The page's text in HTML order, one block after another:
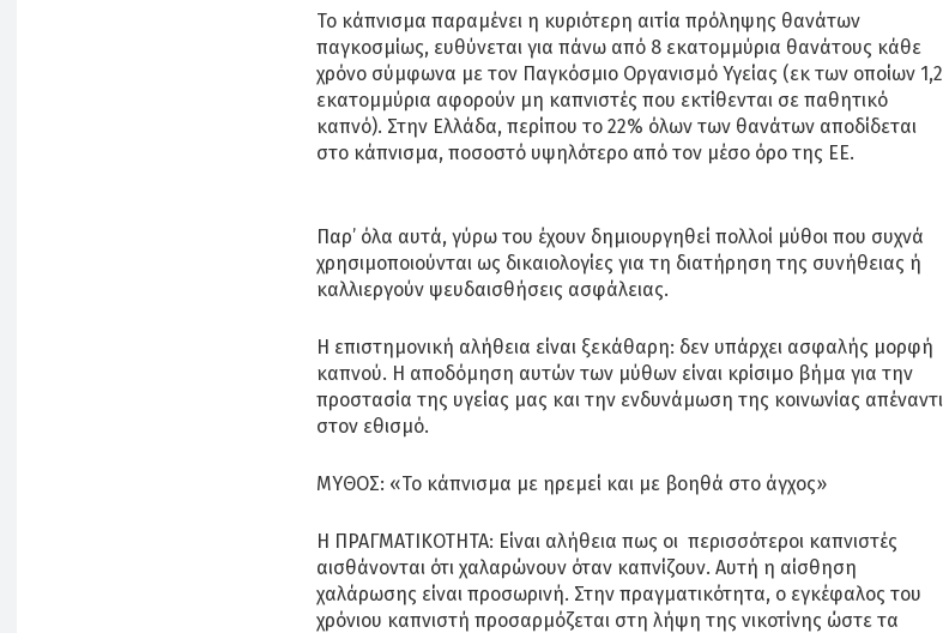
Το κάπνισμα παραμένει η κυριότερη αιτία πρόληψης θανάτων
παγκοσμίως, ευθύνεται για πάνω από 8 εκατομμύρια θανάτους κάθε
χρόνο σύμφωνα με τον Παγκόσμιο Οργανισμό Υγείας (εκ των οποίων 1,2
εκατομμύρια αφορούν μη καπνιστές που εκτίθενται σε παθητικό
καπνό). Στην Ελλάδα, περίπου το 22% όλων των θανάτων αποδίδεται
στο κάπνισμα, ποσοστό υψηλότερο από τον μέσο όρο της ΕΕ.
Παρ’ όλα αυτά, γύρω του έχουν δημιουργηθεί πολλοί μύθοι που συχνά
χρησιμοποιούνται ως δικαιολογίες για τη διατήρηση της συνήθειας ή
καλλιεργούν ψευδαισθήσεις ασφάλειας.
Η επιστημονική αλήθεια είναι ξεκάθαρη: δεν υπάρχει ασφαλής μορφή
καπνού. Η αποδόμηση αυτών των μύθων είναι κρίσιμο βήμα για την
προστασία της υγείας μας και την ενδυνάμωση της κοινωνίας απέναντι
στον εθισμό.
ΜΥΘΟΣ: «Το κάπνισμα με ηρεμεί και με βοηθά στο άγχος»
Η ΠΡΑΓΜΑΤΙΚΟΤΗΤΑ: Είναι αλήθεια πως οι περισσότεροι καπνιστές
αισθάνονται ότι χαλαρώνουν όταν καπνίζουν. Αυτή η αίσθηση
χαλάρωσης είναι προσωρινή. Στην πραγματικότητα, ο εγκέφαλος του
χρόνιου καπνιστή προσαρμόζεται στη λήψη της νικοτίνης ώστε τα